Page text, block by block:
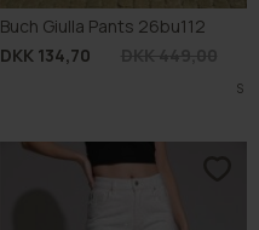
Buch Giulla Pants 26bu112
DKK 134,70
S